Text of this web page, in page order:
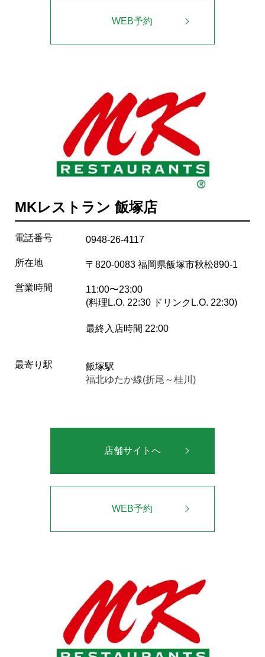
WEB予約
MKレストラン 飯塚店
電話番号 0948-26-4117
所在地 〒820-0083 福岡県飯塚市秋松890-1
営業時間
11:00〜23:00
(料理L.O. 22:30 ドリンクL.O. 22:30)
最終入店時間 22:00
最寄り駅
飯塚駅
福北ゆたか線(折尾～桂川)
店舗サイトへ
WEB予約